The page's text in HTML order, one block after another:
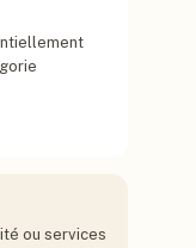
ou services